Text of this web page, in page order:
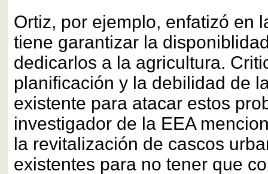
Ortiz, por ejemplo, enfatizó en
tiene garantizar la
dedicarlos a la agricultura.
planificación y la debilidad de
existente para atacar estos
investigador de la EEA
la revitalización de cascos
existentes para no tener que